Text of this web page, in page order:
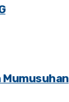
Mumusuhan